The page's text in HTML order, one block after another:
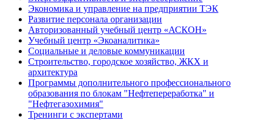
Экономика и управление на предприятии ТЭК
Развитие персонала организации
Авторизованный учебный центр «АСКОН»
Учебный центр «Экоаналитика»
Социальные и деловые коммуникации
Строительство, городское хозяйство, ЖКХ и
архитектура
Программы дополнительного профессионального
образования по блокам "Нефтепереработка" и
"Нефтегазохимия"
Тренинги с экспертами